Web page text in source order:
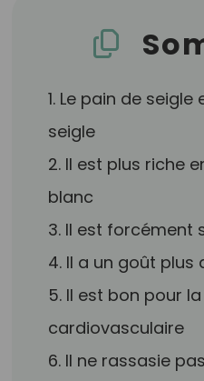
1. Le pain de seigle
seigle
2. Il est plus riche
blanc
3. Il est forcément
4. Il a un goût plus
5. Il est bon pour
cardiovasculaire
6. Il ne rassasie